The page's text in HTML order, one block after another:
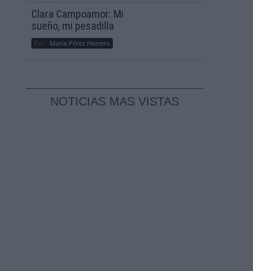
Clara Campoamor: Mi
sueño, mi pesadilla
Por María Pérez Herrero
NOTICIAS MAS VISTAS